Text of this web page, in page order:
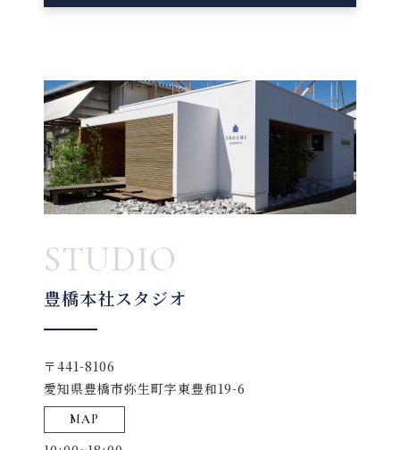
STUDIO
豊橋本社スタジオ
〒441-8106
愛知県豊橋市弥生町字東豊和19-6
MAP